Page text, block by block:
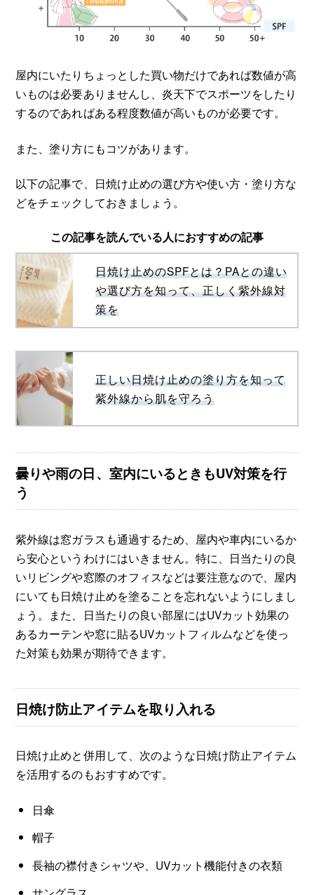
屋内にいたりちょっとした買い物だけであれば数値が高
いものは必要ありませんし、炎天下でスポーツをしたり
するのであればある程度数値が高いものが必要です。
また、塗り方にもコツがあります。
以下の記事で、日焼け止めの選び方や使い方・塗り方な
どをチェックしておきましょう。
この記事を読んでいる人におすすめの記事
日焼け止めのSPFとは？PAとの違い
や選び方を知って、正しく紫外線対
策を
正しい日焼け止めの塗り方を知って
紫外線から肌を守ろう
曇りや雨の日、室内にいるときもUV対策を行
う
紫外線は窓ガラスも通過するため、屋内や車内にいるか
ら安心というわけにはいきません。特に、日当たりの良
いリビングや窓際のオフィスなどは要注意なので、屋内
にいても日焼け止めを塗ることを忘れないようにしまし
ょう。また、日当たりの良い部屋にはUVカット効果の
あるカーテンや窓に貼るUVカットフィルムなどを使っ
た対策も効果が期待できます。
日焼け防止アイテムを取り入れる
日焼け止めと併用して、次のような日焼け防止アイテム
を活用するのもおすすめです。
日傘
帽子
長袖の襟付きシャツや、UVカット機能付きの衣類